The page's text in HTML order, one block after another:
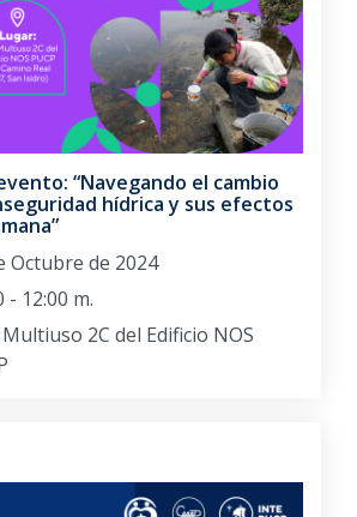
“Navegando el cambio
hídrica y sus efectos
Octubre de 2024
- 12:00 m.
2C del Edificio NOS